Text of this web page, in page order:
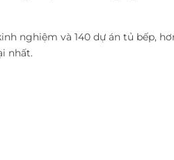
nghiệm và 140 dự án tủ bếp,
nhất.